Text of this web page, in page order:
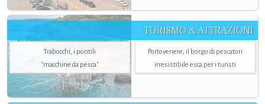
TURISMO & ATTRAZIONI
Trabocchi, i pontili
"macchine da pesca"
Portovenere, il borgo di pescatori
irresistibile esca per i turisti